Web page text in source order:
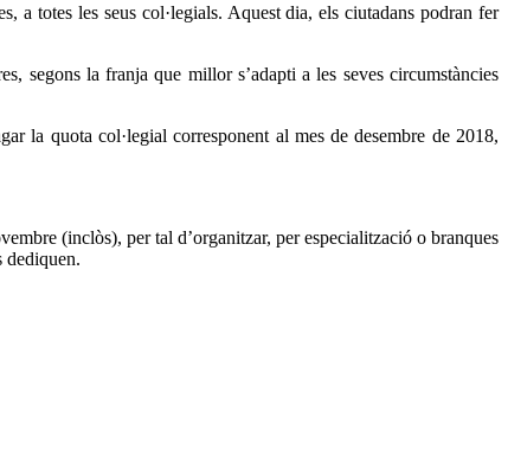
a totes les seus col·legials. Aquest dia, els ciutadans podran fer
segons la franja que millor s’adapti a les seves circumstàncies
la quota col·legial corresponent al mes de desembre de 2018,
(inclòs), per tal d’organitzar, per especialització o branques
dediquen.